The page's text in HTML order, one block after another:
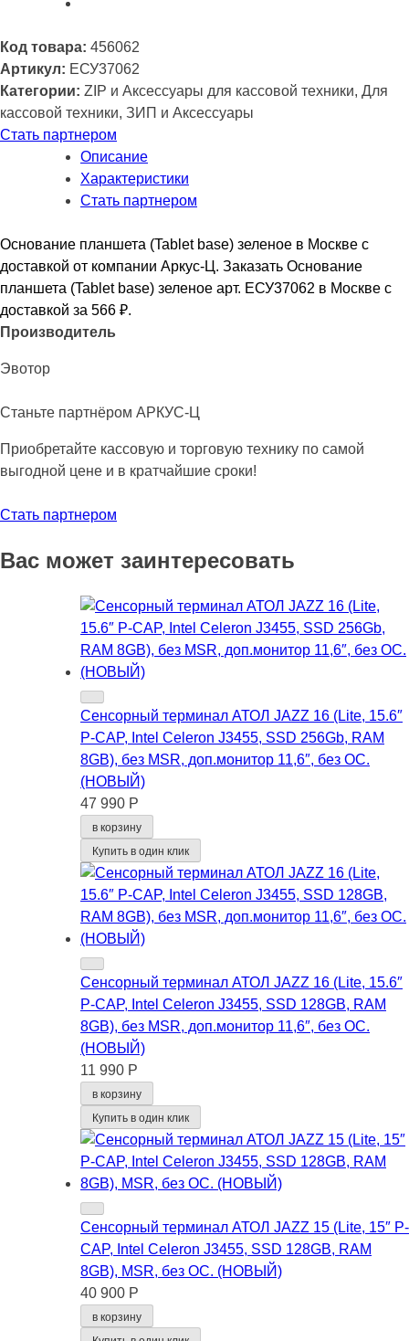
Код товара: 456062
Артикул: ЕСУ37062
Категории: ZIP и Аксессуары для кассовой техники, Для
кассовой техники, ЗИП и Аксессуары
Стать партнером
Описание
Характеристики
Стать партнером
Основание планшета (Tablet base) зеленое в Москве с
доставкой от компании Аркус-Ц. Заказать Основание
планшета (Tablet base) зеленое арт. ЕСУ37062 в Москве с
доставкой за 566 ₽.
Производитель
Эвотор
Станьте партнёром АРКУС-Ц
Приобретайте кассовую и торговую технику по самой
выгодной цене и в кратчайшие сроки!
Стать партнером
Вас может заинтересовать
Сенсорный терминал АТОЛ JAZZ 16 (Lite, 15.6″
P-CAP, Intel Celeron J3455, SSD 256Gb, RAM
8GB), без MSR, доп.монитор 11,6″, без ОС.
(НОВЫЙ)
47 990 Р
в корзину
Купить в один клик
Сенсорный терминал АТОЛ JAZZ 16 (Lite, 15.6″
P-CAP, Intel Celeron J3455, SSD 128GB, RAM
8GB), без MSR, доп.монитор 11,6″, без ОС.
(НОВЫЙ)
11 990 Р
в корзину
Купить в один клик
Сенсорный терминал АТОЛ JAZZ 15 (Lite, 15″ P-
CAP, Intel Celeron J3455, SSD 128GB, RAM
8GB), MSR, без ОС. (НОВЫЙ)
40 900 Р
в корзину